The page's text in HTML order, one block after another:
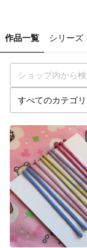
作品一覧 シリーズ